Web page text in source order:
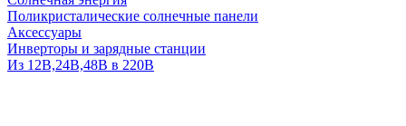
Поликристалические солнечные панели
Аксессуары
Инверторы и зарядные станции
Из 12В,24В,48В в 220В